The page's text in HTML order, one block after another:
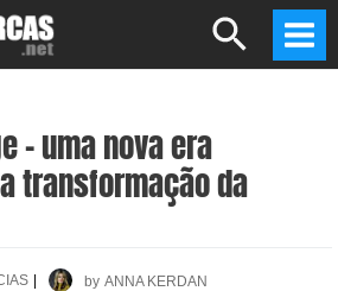
Search
– uma nova era
transformação da
by ANNA KERDAN